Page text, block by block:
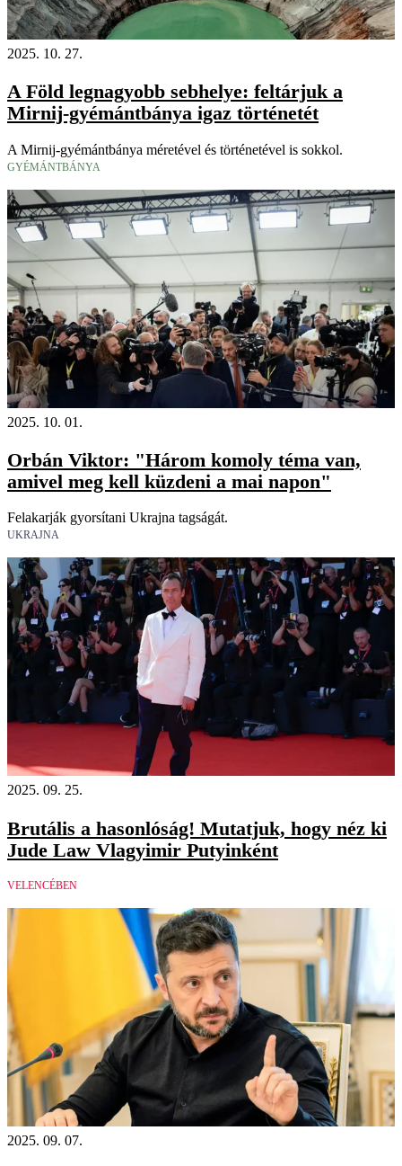
2025. 10. 27.
A Föld legnagyobb sebhelye: feltárjuk a
Mirnij-gyémántbánya igaz történetét
A Mirnij-gyémántbánya méretével és történetével is sokkol.
GYÉMÁNTBÁNYA
2025. 10. 01.
Orbán Viktor: "Három komoly téma van,
amivel meg kell küzdeni a mai napon"
Felakarják gyorsítani Ukrajna tagságát.
UKRAJNA
2025. 09. 25.
Brutális a hasonlóság! Mutatjuk, hogy néz ki
Jude Law Vlagyimir Putyinként
VELENCÉBEN
2025. 09. 07.